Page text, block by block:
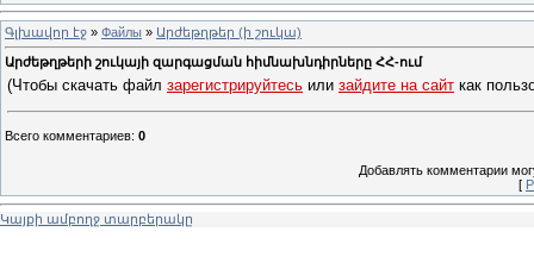
Գլխավոր էջ » Файлы » Արժեթղթեր (ի շուկա)
Արժեթղթերի շուկայի զարգացման հիմնախնդիրները ՀՀ-ում
(Чтобы скачать файл зарегистрируйтесь или зайдите на сайт как
Всего комментариев: 0
Добавлять комментарии
[
Կայքի ամբողջ տարբերակը